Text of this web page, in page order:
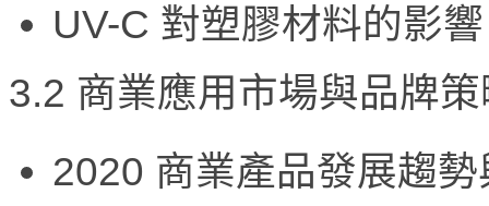
UV-C 對塑膠材料的影響
3.2 商業應用市場與品牌
2020 商業產品發展趨